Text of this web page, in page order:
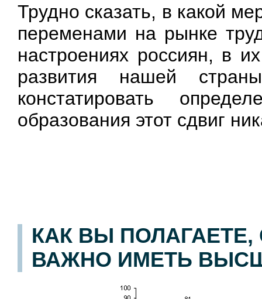
Трудно сказать, в какой
переменами на рынке
настроениях россиян, в
развития нашей
констатировать
образования этот сдвиг
КАК ВЫ
ВАЖНО ИМЕТЬ